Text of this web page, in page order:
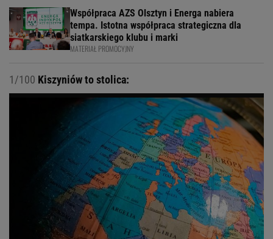
Współpraca AZS Olsztyn i Energa nabiera
tempa. Istotna współpraca strategiczna dla
siatkarskiego klubu i marki
MATERIAŁ PROMOCYJNY
1/100 Kiszyniów to stolica: